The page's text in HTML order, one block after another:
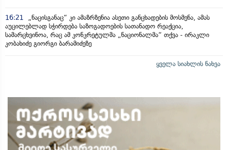
16:21
„ნაცისგანაც“ კი ამაზრზენია ასეთი განცხადების მოსმენა, ამას
აუცილებლად სჭირდება საზოგადოების სათანადო რეაქცია,
სამარცხვინოა, რაც ამ კონკრეტულმა „ნაციონალმა“ თქვა - ირაკლი
კობახიძე გიორგი ბარამიძეზე
ყველა სიახლის ნახვა